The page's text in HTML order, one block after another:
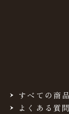
すべての商品
よくある質問